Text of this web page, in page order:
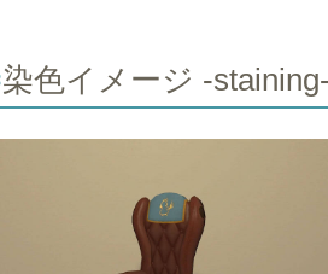
染色イメージ -